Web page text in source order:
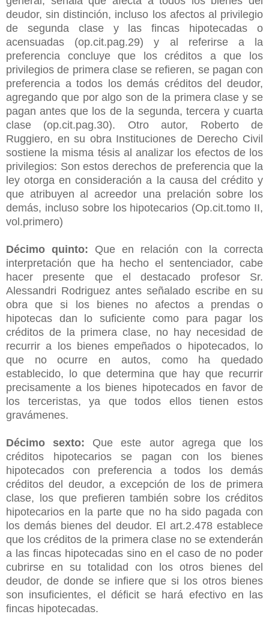
deudor, sin distinción, incluso los afectos al privilegio
de segunda clase y las fincas hipotecadas o
acensuadas (op.cit.pag.29) y al referirse a la
preferencia concluye que los créditos a que los
privilegios de primera clase se refieren, se pagan con
preferencia a todos los demás créditos del deudor,
agregando que por algo son de la primera clase y se
pagan antes que los de la segunda, tercera y cuarta
clase (op.cit.pag.30). Otro autor, Roberto de
Ruggiero, en su obra Instituciones de Derecho Civil
sostiene la misma tésis al analizar los efectos de los
privilegios: Son estos derechos de preferencia que la
ley otorga en consideración a la causa del crédito y
que atribuyen al acreedor una prelación sobre los
demás, incluso sobre los hipotecarios (Op.cit.tomo II,
vol.primero)
Décimo quinto: Que en relación con la correcta
interpretación que ha hecho el sentenciador, cabe
hacer presente que el destacado profesor Sr.
Alessandri Rodriguez antes señalado escribe en su
obra que si los bienes no afectos a prendas o
hipotecas dan lo suficiente como para pagar los
créditos de la primera clase, no hay necesidad de
recurrir a los bienes empeñados o hipotecados, lo
que no ocurre en autos, como ha quedado
establecido, lo que determina que hay que recurrir
precisamente a los bienes hipotecados en favor de
los terceristas, ya que todos ellos tienen estos
gravámenes.
Décimo sexto: Que este autor agrega que los
créditos hipotecarios se pagan con los bienes
hipotecados con preferencia a todos los demás
créditos del deudor, a excepción de los de primera
clase, los que prefieren también sobre los créditos
hipotecarios en la parte que no ha sido pagada con
los demás bienes del deudor. El art.2.478 establece
que los créditos de la primera clase no se extenderán
a las fincas hipotecadas sino en el caso de no poder
cubrirse en su totalidad con los otros bienes del
deudor, de donde se infiere que si los otros bienes
son insuficientes, el déficit se hará efectivo en las
fincas hipotecadas.